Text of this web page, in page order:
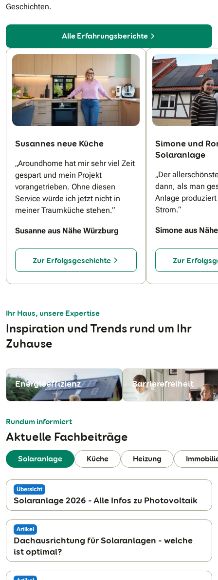
Geschichten.
Alle Erfahrungsberichte
Susannes neue Küche
„Aroundhome hat mir sehr viel Zeit
gespart und mein Projekt
vorangetrieben. Ohne diesen
Service würde ich jetzt nicht in
meiner Traumküche stehen.“
Susanne aus Nähe Würzburg
Zur Erfolgsgeschichte
Simone und
Solaranlage
„Der
dann, als man
Anlage
Strom.“
Simone aus
Zur
Ihr Haus, unsere Expertise
Inspiration und Trends rund um Ihr
Zuhause
Energieeffizienz Barrierefreiheit
Rundum informiert
Aktuelle Fachbeiträge
Solaranlage Küche Heizung
Übersicht
Solaranlage 2026 - Alle Infos zu Photovoltaik
Artikel
Dachausrichtung für Solaranlagen - welche
ist optimal?